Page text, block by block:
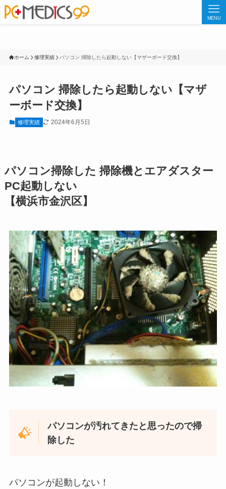
MENU
ホーム 修理実績 パソコン 掃除したら起動しない【マザーボード交換】
パソコン 掃除したら起動しない【マザ
ーボード交換】
修理実績 2024年6月5日
パソコン掃除した 掃除機とエアダスター
PC起動しない
【横浜市金沢区】
パソコンが汚れてきたと思ったので掃
除した
パソコンが起動しない！